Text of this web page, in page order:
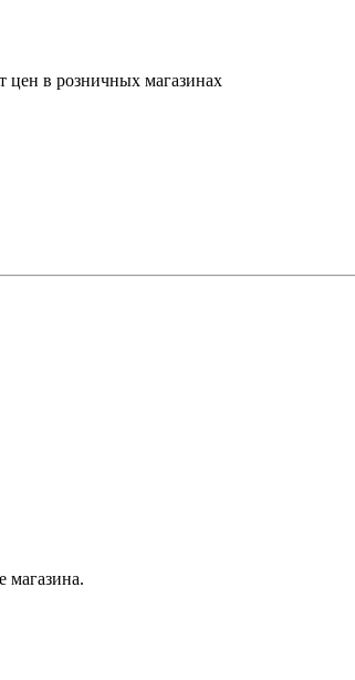
цен в розничных магазинах
магазина.